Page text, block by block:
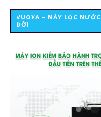
VUOXA – MÁY LỌC
ĐỜI